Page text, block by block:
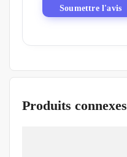
Produits connexes